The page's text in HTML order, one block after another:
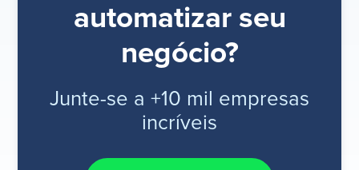
automatizar seu
negócio?
Junte-se a +10 mil empresas
incríveis